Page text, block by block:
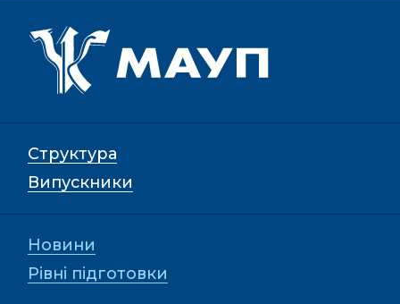
Структура
Випускники
Новини
Рівні підготовки